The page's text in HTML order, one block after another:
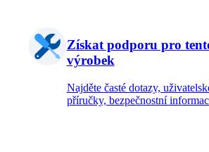
Získat podporu pro
výrobek
Najděte časté dotazy,
příručky, bezpečnostní